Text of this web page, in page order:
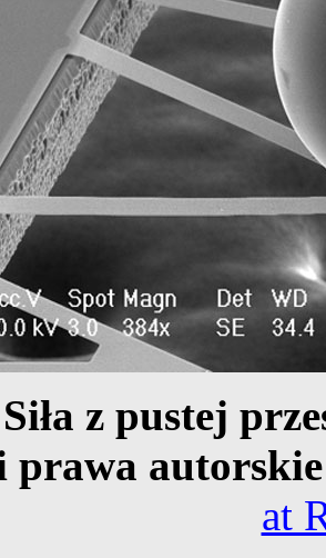
Siła z pustej
prawa
at